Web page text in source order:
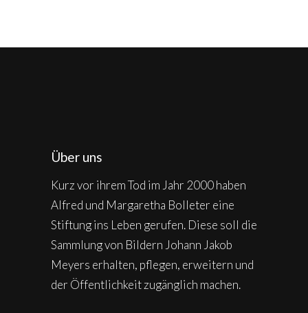
Über uns
Kurz vor ihrem Tod im Jahr 2000 haben
Alfred und Margaretha Bolleter eine
Stiftung ins Leben gerufen. Diese soll die
Sammlung von Bildern Johann Jakob
Meyers erhalten, pflegen, erweitern und
der Öffentlichkeit zugänglich machen.